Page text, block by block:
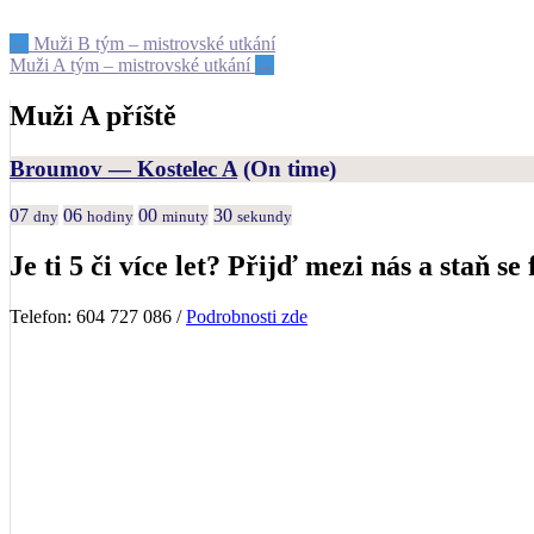
Post
navigation
← Muži B tým – mistrovské utkání
Muži A tým – mistrovské utkání →
Muži A příště
Broumov — Kostelec A (On time)
07 dny 06 hodiny 00 minuty 30 sekundy
Je ti 5 či více let? Přijď mezi nás a staň se
Telefon: 604 727 086 /Podrobnosti zde